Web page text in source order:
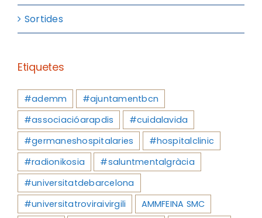
Sortides
Etiquetes
#ademm
#ajuntamentbcn
#associacióarapdis
#cuidalavida
#germaneshospitalaries
#hospitalclinic
#radionikosia
#saluntmentalgràcia
#universitatdebarcelona
#universitatroviraivirgili
AMMFEINA SMC